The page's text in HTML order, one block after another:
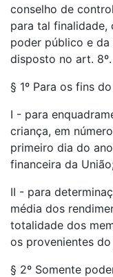
conselho de
para tal finalidade,
poder público e
disposto no art. 8º.
§ 1º Para os fins
I - para
criança, em
primeiro dia do
financeira da
II - para
média dos
totalidade dos
os provenientes
§ 2º Somente